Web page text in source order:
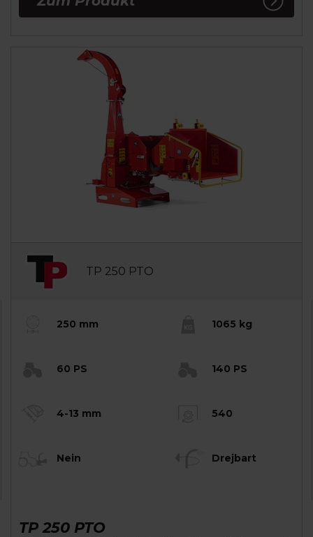
TP 250 PTO
250 mm 1065 kg
60 PS 140 PS
4-13 mm 540
Nein Drejbart
TP 250 PTO